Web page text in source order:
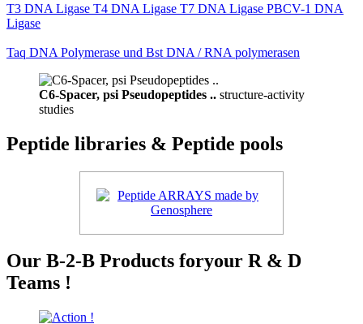
T3 DNA Ligase T4 DNA Ligase T7 DNA Ligase PBCV-1 DNA
Ligase
Taq DNA Polymerase und Bst DNA / RNA polymerasen
C6-Spacer, psi Pseudopeptides .. structure-activity
studies
Peptide libraries & Peptide pools
Our B-2-B Products foryour R & D
Teams !